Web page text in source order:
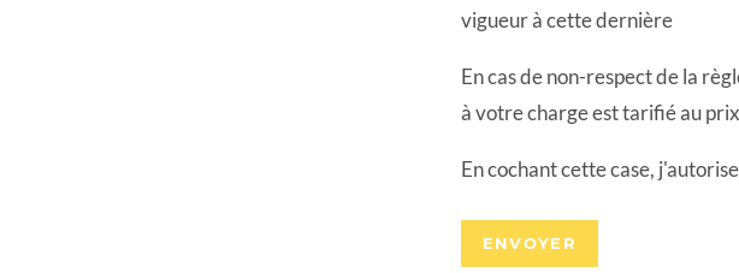
vigueur à cette dernière
En cas de non-respect de la
à votre charge est tarifié au
En cochant cette case,